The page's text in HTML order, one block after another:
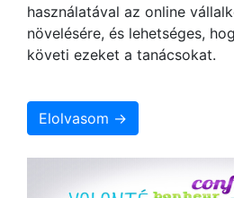
használatával az online
növelésére, és lehetséges,
követi ezeket a tanácsokat.
Elolvasom →